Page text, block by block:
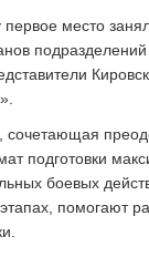
место
сочетающая
подготовки
боевых
помогают